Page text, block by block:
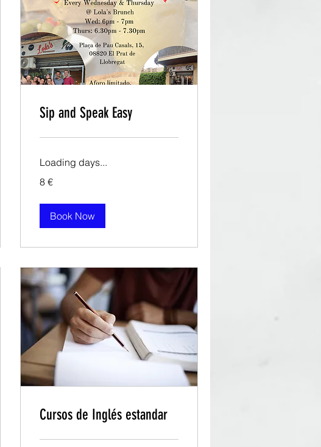
Sip and Speak Easy
Loading days...
euros
8 €
Book Now
Cursos de Inglés estandar